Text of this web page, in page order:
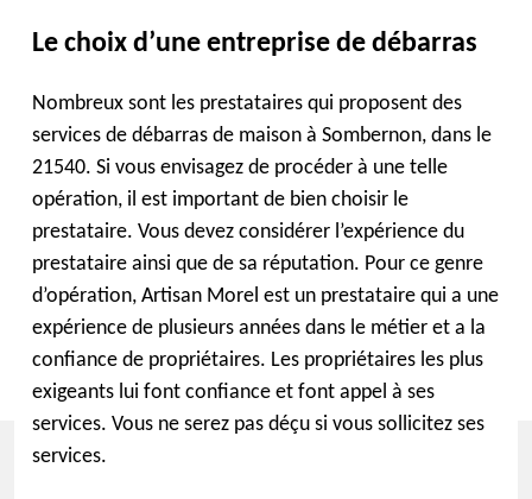
Le choix d’une entreprise de débarras
Nombreux sont les prestataires qui proposent des
services de débarras de maison à Sombernon, dans le
21540. Si vous envisagez de procéder à une telle
opération, il est important de bien choisir le
prestataire. Vous devez considérer l’expérience du
prestataire ainsi que de sa réputation. Pour ce genre
d’opération, Artisan Morel est un prestataire qui a une
expérience de plusieurs années dans le métier et a la
confiance de propriétaires. Les propriétaires les plus
exigeants lui font confiance et font appel à ses
services. Vous ne serez pas déçu si vous sollicitez ses
services.